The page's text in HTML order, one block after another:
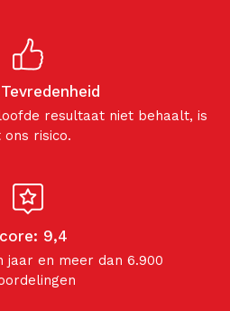
resultaat niet behaalt, is
ons risico.
9,4
jaar en meer dan 6.900